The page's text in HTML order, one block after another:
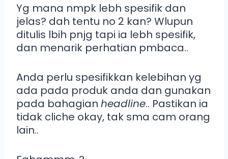
Yg mana nmpk lebh spesifik dan
jelas? dah tentu no 2 kan? Wlupun
ditulis lbih pnjg tapi ia lebh spesifik,
dan menarik perhatian pmbaca..
Anda perlu spesifikkan kelebihan yg
ada pada produk anda dan gunakan
pada bahagian headline.. Pastikan ia
tidak cliche okay, tak sma cam orang
lain..